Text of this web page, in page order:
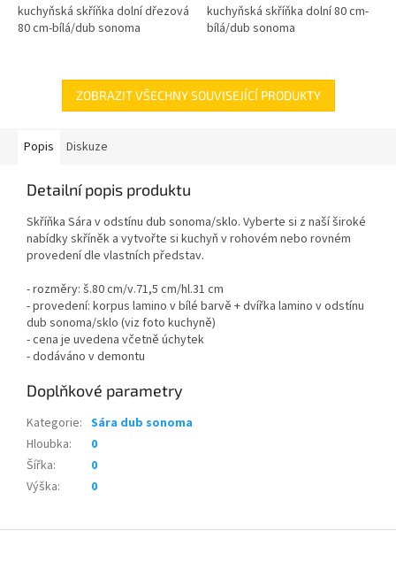
kuchyňská skříňka dolní dřezová
80 cm-bílá/dub sonoma
kuchyňská skříňka dolní 80 cm-
bílá/dub sonoma
ZOBRAZIT VŠECHNY SOUVISEJÍCÍ PRODUKTY
Popis Diskuze
Detailní popis produktu
Skříňka Sára v odstínu dub sonoma/sklo. Vyberte si z naší široké
nabídky skříněk a vytvořte si kuchyň v rohovém nebo rovném
provedení dle vlastních představ.
- rozměry: š.80 cm/v.71,5 cm/hl.31 cm
- provedení: korpus lamino v bílé barvě + dvířka lamino v odstínu
dub sonoma/sklo (viz foto kuchyně)
- cena je uvedena včetně úchytek
- dodáváno v demontu
Doplňkové parametry
Kategorie: Sára dub sonoma
Hloubka:
0
Šířka:
0
Výška: 0